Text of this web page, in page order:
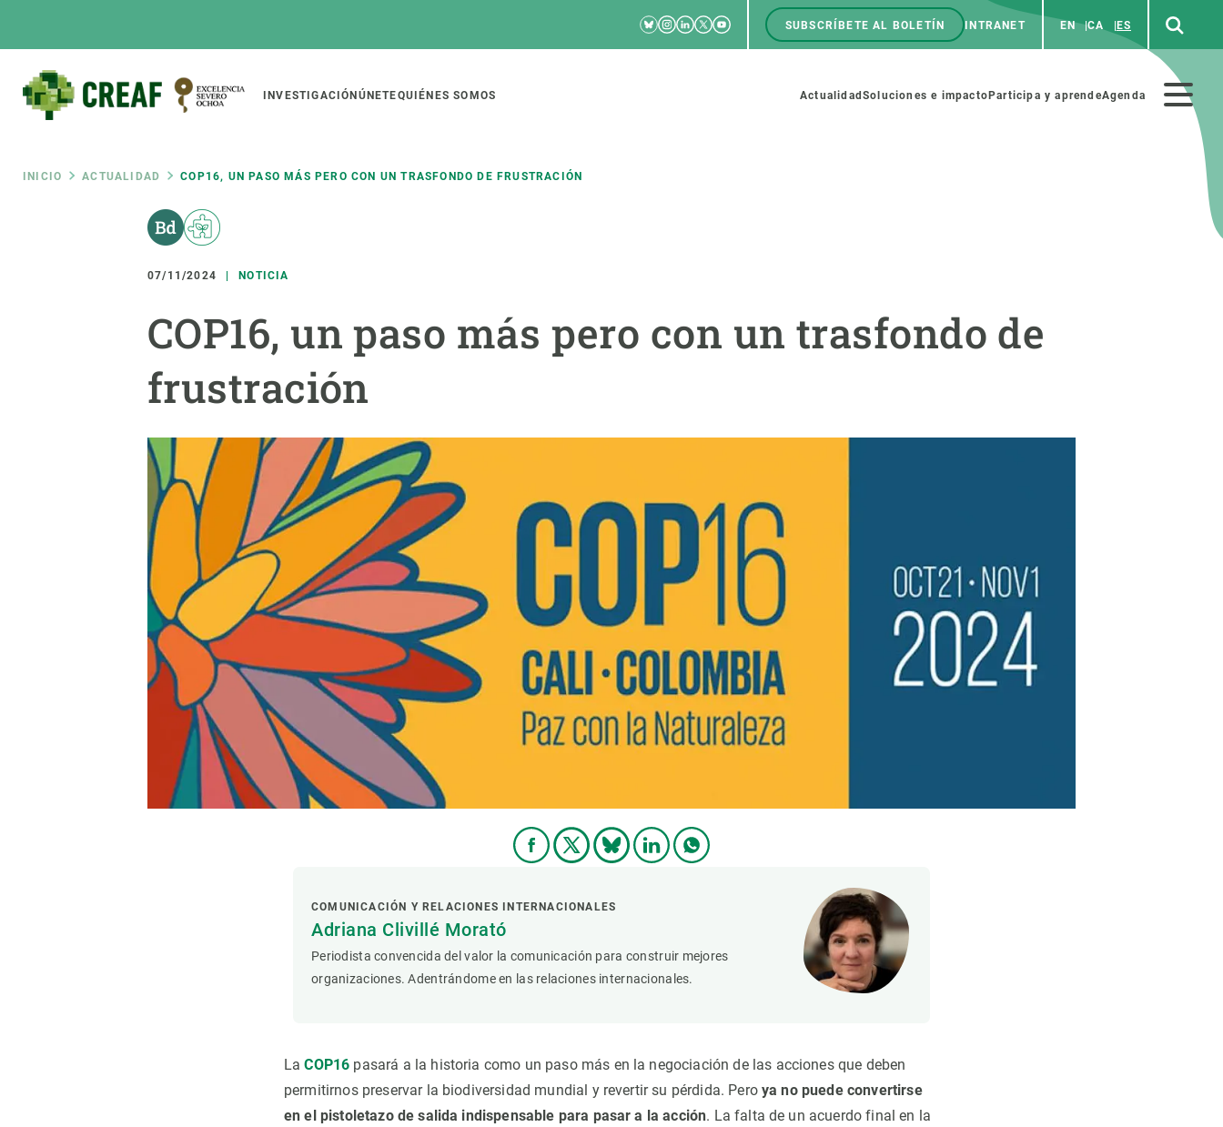
RRSS
Bluesky
Instagram
Linkedin
TwitterYoutube
Menú
top
SUBSCRÍBETE AL BOLETÍN INTRANET EN CA ES
Main
navigation
INVESTIGACIÓN ÚNETEQUIÉNES SOMOS
Menú
Actualidad Soluciones e impacto Participa y aprendeAgenda
Ruta
navegación
INICIO ACTUALIDAD COP16, UN PASO MÁS PERO CON UN TRASFONDO DE FRUSTRACIÓN
07/11/2024 NOTICIA
COP16, un paso más pero con un trasfondo de
frustración
COMUNICACIÓN Y RELACIONES INTERNACIONALES
Adriana Clivillé Morató
Periodista convencida del valor la comunicación para construir mejores
organizaciones. Adentrándome en las relaciones internacionales.
LaCOP16 pasará a la historia como un paso más en la negociación de las acciones que deben
permitirnos preservar la biodiversidad mundial y revertir su pérdida. Peroya no puede convertirse
en el pistoletazo de salida indispensable para pasar a la acción. La falta de un acuerdo final en la
Featured
responsive
Responsive
menu
SOBRE NOSOTROS
Organización institucional
Equidad, Diversidad e Inclusión (EDI)
Oficina de prensa
Ciencia abierta y gestión del conocimiento
Documentación
Biodiversidad
Cambio global
Funcionamento de ecosistemas
Temas transversales
Publicaciones
Synthesis Actions
Soluciones Estrategia de Recursos Humanos
Un lugar donde crecer
Desarrollo de carrera
Seminarios y actividades internas
Haz ciencia con nosotros
NOTICIAS Y AGENDA
Eventos anteriores
Funcionamiento de los ecosistemas